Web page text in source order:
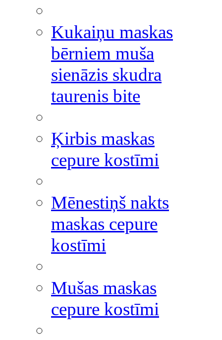
Kukaiņu maskas
bērniem muša
sienāzis skudra
taurenis bite
Ķirbis maskas
cepure kostīmi
Mēnestiņš nakts
maskas cepure
kostīmi
Mušas maskas
cepure kostīmi